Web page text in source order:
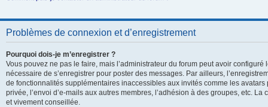
Problèmes de connexion et d’enregistrement
Pourquoi dois-je m’enregistrer ?
Vous pouvez ne pas le faire, mais l’administrateur du forum peut avoir configuré
nécessaire de s’enregistrer pour poster des messages. Par ailleurs,
de fonctionnalités supplémentaires inaccessibles aux invités comme les
privée, l’envoi d’e-mails aux autres membres, l’adhésion à des groupes, etc. La
et vivement conseillée.